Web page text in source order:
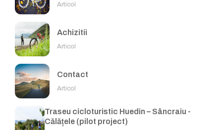
Articol
Achizitii
Articol
Contact
Articol
Traseu cicloturistic Huedin – Sâncraiu -
Călățele (pilot project)